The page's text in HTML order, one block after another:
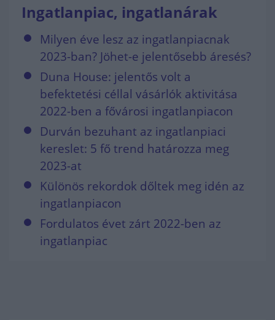
Ingatlanpiac, ingatlanárak
Milyen éve lesz az ingatlanpiacnak
2023-ban? Jöhet-e jelentősebb áresés?
Duna House: jelentős volt a
befektetési céllal vásárlók aktivitása
2022-ben a fővárosi ingatlanpiacon
Durván bezuhant az ingatlanpiaci
kereslet: 5 fő trend határozza meg
2023-at
Különös rekordok dőltek meg idén az
ingatlanpiacon
Fordulatos évet zárt 2022-ben az
ingatlanpiac